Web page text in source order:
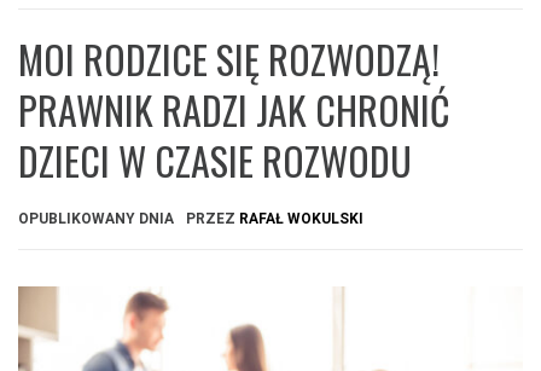
MOI RODZICE SIĘ ROZWODZĄ!
PRAWNIK RADZI JAK CHRONIĆ
DZIECI W CZASIE ROZWODU
OPUBLIKOWANY DNIA PRZEZ RAFAŁ WOKULSKI